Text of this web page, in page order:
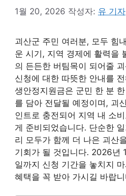
1월 20, 2026 작성자: 유 기자
괴산군 주민 여러분, 모두 힘
운 시기, 지역 경제에 활력을
의 든든한 버팀목이 되어줄
신청에 대한 따뜻한 안내를
생안정지원금은 군민 한 분
를 담아 전달될 예정이며, 괴
인트로 충전되어 지역 내 소
게 준비되었습니다. 단순한
리 모두가 함께 더 나은 괴산
기회가 될 것입니다. 2026년
일까지 신청 기간을 놓치지
혜택을 꼭 받아 가시길 바랍